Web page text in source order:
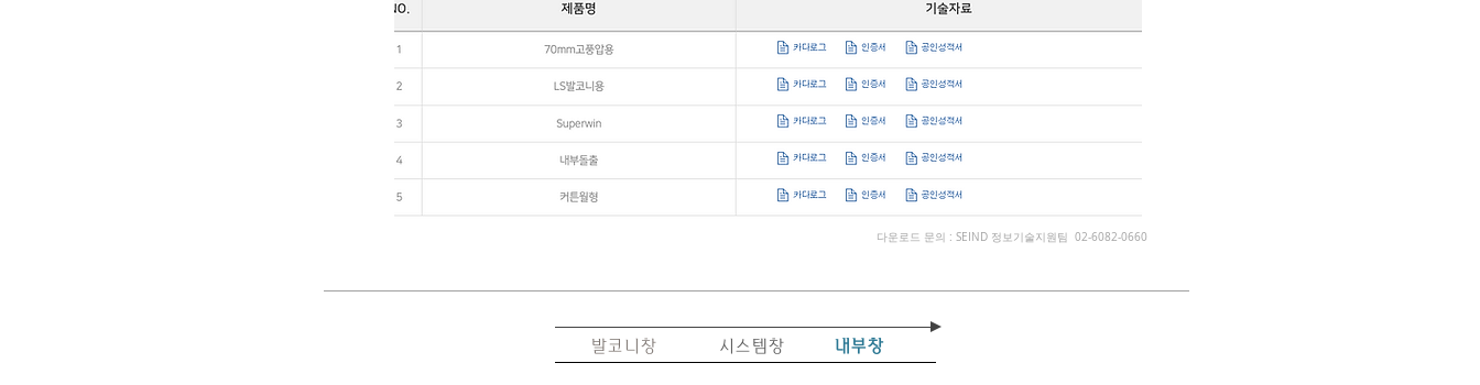
다운로드 문의 : SEIND 정보기술지원팀 02-6082-0660
발코니창 시스템창 내부창